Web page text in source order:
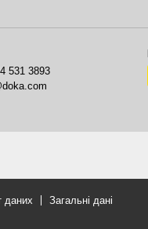
531 3893
даних Загальні дані